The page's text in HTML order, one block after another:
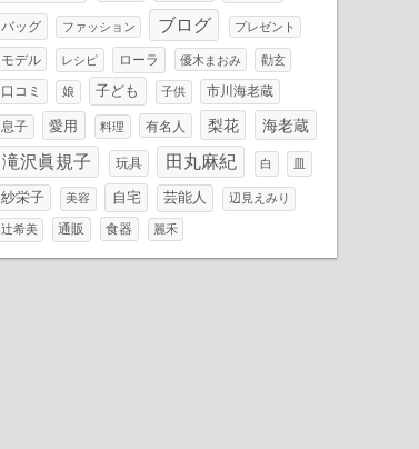
バッグ ファッション ブログ プレゼント
モデル レシピ ローラ 優木まおみ 勸玄
口コミ 娘 子ども 子供 市川海老蔵
息子 愛用 料理 有名人 梨花 海老蔵
滝沢眞規子 玩具 田丸麻紀 白 皿
紗栄子 美容 自宅 芸能人 辺見えみり
辻希美 通販 食器 麗禾